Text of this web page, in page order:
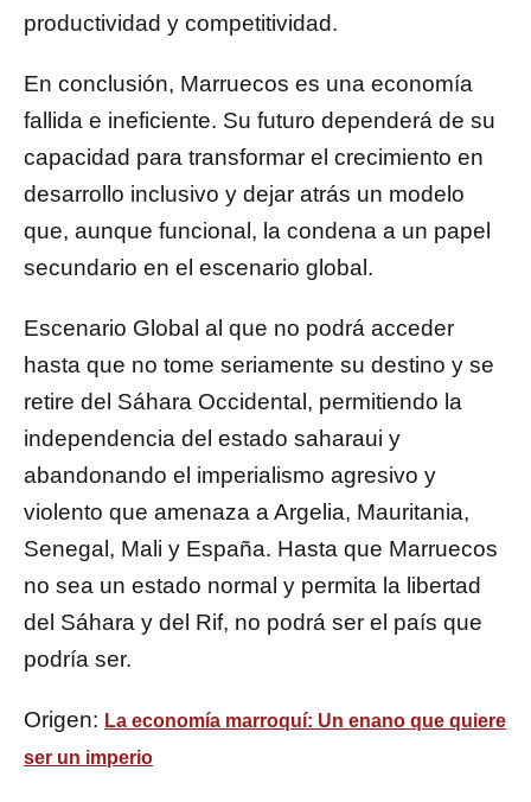
productividad y competitividad.
En conclusión, Marruecos es una economía
fallida e ineficiente. Su futuro dependerá de su
capacidad para transformar el crecimiento en
desarrollo inclusivo y dejar atrás un modelo
que, aunque funcional, la condena a un papel
secundario en el escenario global.
Escenario Global al que no podrá acceder
hasta que no tome seriamente su destino y se
retire del Sáhara Occidental, permitiendo la
independencia del estado saharaui y
abandonando el imperialismo agresivo y
violento que amenaza a Argelia, Mauritania,
Senegal, Mali y España. Hasta que Marruecos
no sea un estado normal y permita la libertad
del Sáhara y del Rif, no podrá ser el país que
podría ser.
Origen: La economía marroquí: Un enano que quiere
ser un imperio